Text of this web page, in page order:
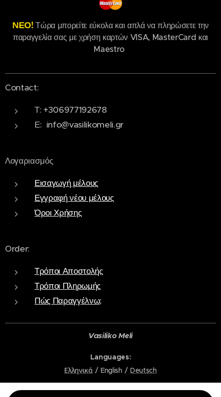
ΝΕΟ! Τώρα μπορείτε εύκολα και απλά να πληρώσετε την
παραγγελία σας με χρήση καρτών VISA, MasterCard και
Maestro
Contact:
Τ: +306977192678
Ε: info@vasilikomeli.gr
Λογαριασμός
Εισαγωγή μέλους
Εγγραφή νέου μέλους
Όροι Χρήσης
Order:
Τρόποι Αποστολής
Τρόποι Πληρωμής
Πώς Παραγγέλνω;
Vasiliko Meli
Languages
Ελληνικά
English Deutsch